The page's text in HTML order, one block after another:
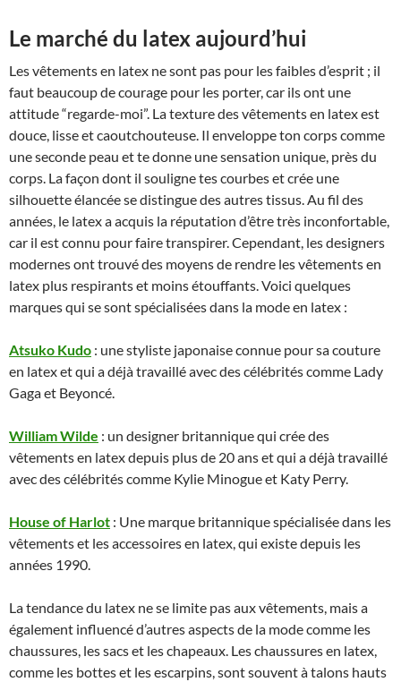
Le marché du latex aujourd’hui
Les vêtements en latex ne sont pas pour les faibles d’esprit ; il
faut beaucoup de courage pour les porter, car ils ont une
attitude “regarde-moi”. La texture des vêtements en latex est
douce, lisse et caoutchouteuse. Il enveloppe ton corps comme
une seconde peau et te donne une sensation unique, près du
corps. La façon dont il souligne tes courbes et crée une
silhouette élancée se distingue des autres tissus. Au fil des
années, le latex a acquis la réputation d’être très inconfortable,
car il est connu pour faire transpirer. Cependant, les designers
modernes ont trouvé des moyens de rendre les vêtements en
latex plus respirants et moins étouffants. Voici quelques
marques qui se sont spécialisées dans la mode en latex :
Atsuko Kudo : une styliste japonaise connue pour sa couture
en latex et qui a déjà travaillé avec des célébrités comme Lady
Gaga et Beyoncé.
William Wilde : un designer britannique qui crée des
vêtements en latex depuis plus de 20 ans et qui a déjà travaillé
avec des célébrités comme Kylie Minogue et Katy Perry.
House of Harlot : Une marque britannique spécialisée dans les
vêtements et les accessoires en latex, qui existe depuis les
années 1990.
La tendance du latex ne se limite pas aux vêtements, mais a
également influencé d’autres aspects de la mode comme les
chaussures, les sacs et les chapeaux. Les chaussures en latex,
comme les bottes et les escarpins, sont souvent à talons hauts